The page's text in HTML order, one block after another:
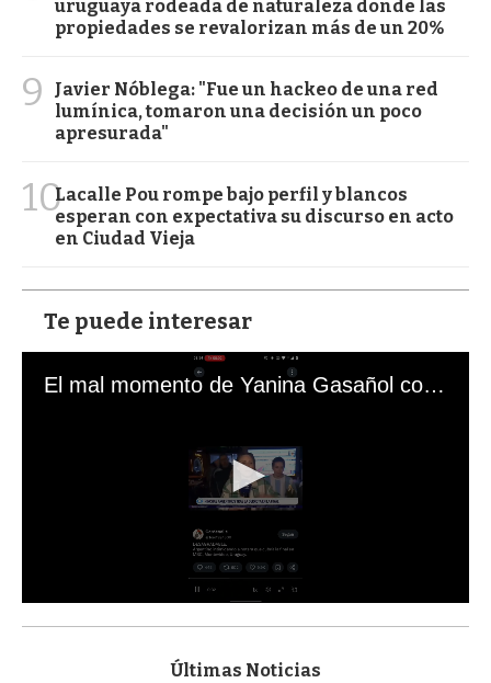
uruguaya rodeada de naturaleza donde las
propiedades se revalorizan más de un 20%
9
Javier Nóblega: "Fue un hackeo de una red
lumínica, tomaron una decisión un poco
apresurada"
10Lacalle Pou rompe bajo perfil y blancos
esperan con expectativa su discurso en acto
en Ciudad Vieja
Te puede interesar
El mal momento de Yanina Gasañol con un hincha argentino en "Subrayado"
s
Últimas Noticias